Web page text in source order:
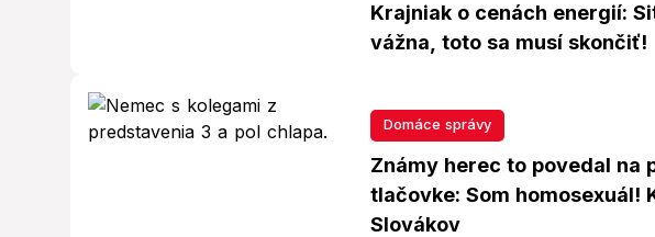
Krajniak o cenách energií:
vážna, toto sa musí skončiť!
Domáce správy
Známy herec to povedal na
tlačovke: Som homosexuál!
Slovákov